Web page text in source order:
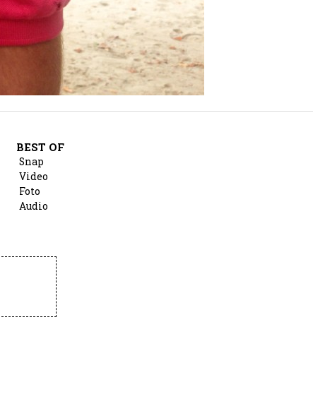
BEST OF
Snap
Video
Foto
Audio